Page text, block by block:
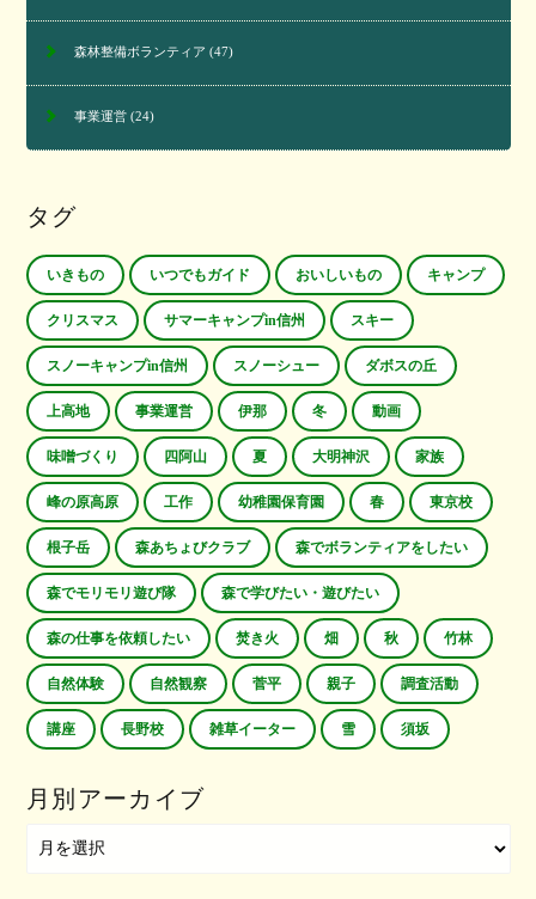
森林整備ボランティア (47)
事業運営(24)
タグ
いきもの いつでもガイド おいしいもの キャンプ
クリスマス サマーキャンプin信州 スキー
スノーキャンプin信州 スノーシュー ダボスの丘
上高地 事業運営 伊那 冬 動画
味噌づくり 四阿山 夏 大明神沢 家族
峰の原高原 工作 幼稚園保育園 春 東京校
根子岳 森あちょびクラブ 森でボランティアをしたい
森でモリモリ遊び隊 森で学びたい・遊びたい
森の仕事を依頼したい 焚き火 畑 秋 竹林
自然体験 自然観察 菅平 親子 調査活動
講座 長野校 雑草イーター 雪 須坂
月別アーカイブ